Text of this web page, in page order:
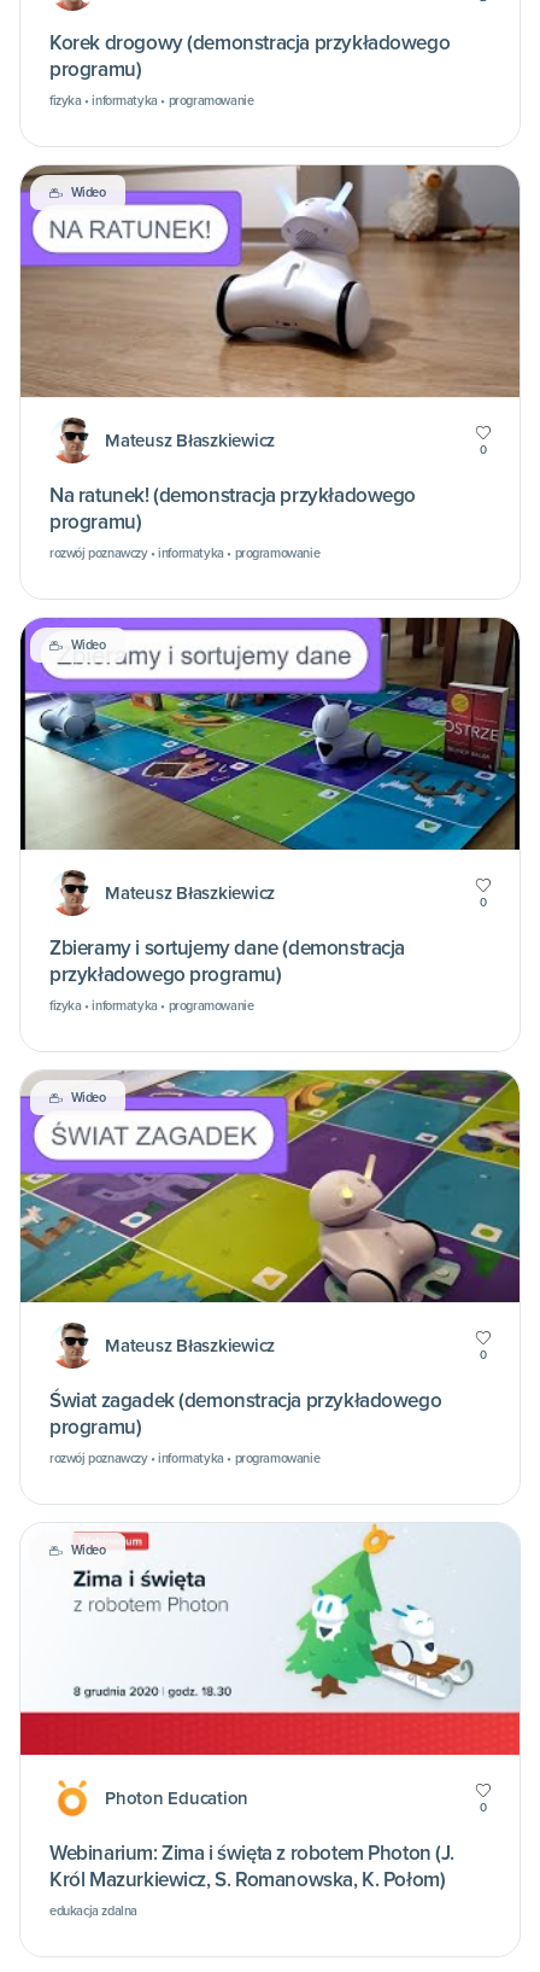
Korek drogowy (demonstracja przykładowego
programu)
fizyka • informatyka • programowanie
Wideo
Mateusz Błaszkiewicz 0
Na ratunek! (demonstracja przykładowego
programu)
rozwój poznawczy • informatyka • programowanie
Wideo
Mateusz Błaszkiewicz 0
Zbieramy i sortujemy dane (demonstracja
przykładowego programu)
fizyka • informatyka • programowanie
Wideo
Mateusz Błaszkiewicz 0
Świat zagadek (demonstracja przykładowego
programu)
rozwój poznawczy • informatyka • programowanie
Wideo
Photon Education 0
Webinarium: Zima i święta z robotem Photon (J.
Król Mazurkiewicz, S. Romanowska, K. Połom)
edukacja zdalna